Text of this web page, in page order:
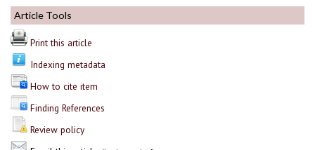
Article Tools
Print this article
Indexing metadata
How to cite item
Finding References
Review policy